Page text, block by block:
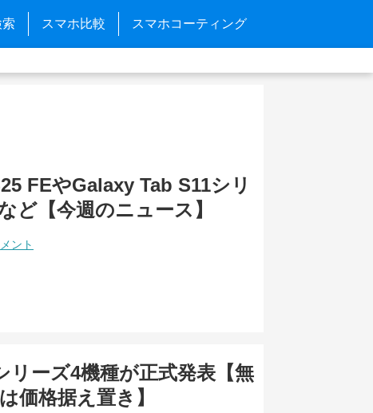
スマホ比較 スマホコーティング
FEやGalaxy Tab S11シリ
ど【今週のニュース】
ント
リーズ4機種が正式発表【無
価格据え置き】